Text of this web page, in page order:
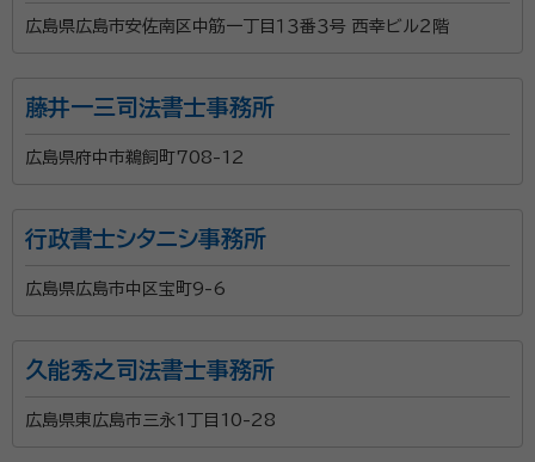
広島県広島市安佐南区中筋一丁目１３番３号 西幸ビル２階
藤井一三司法書士事務所
広島県府中市鵜飼町708-12
行政書士シタニシ事務所
広島県広島市中区宝町9-6
久能秀之司法書士事務所
広島県東広島市三永1丁目10-28